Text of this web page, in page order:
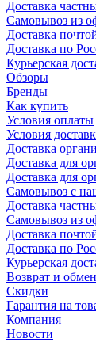
Доставка
Самовывоз из
Доставка
Доставка по
Курьерская
Обзоры
Бренды
Как купить
Условия оплаты
Условия
Доставка
Доставка для
Доставка для
Самовывоз с
Доставка
Самовывоз из
Доставка
Доставка по
Курьерская
Возврат и обмен
Скидки
Гарантия на
Компания
Новости